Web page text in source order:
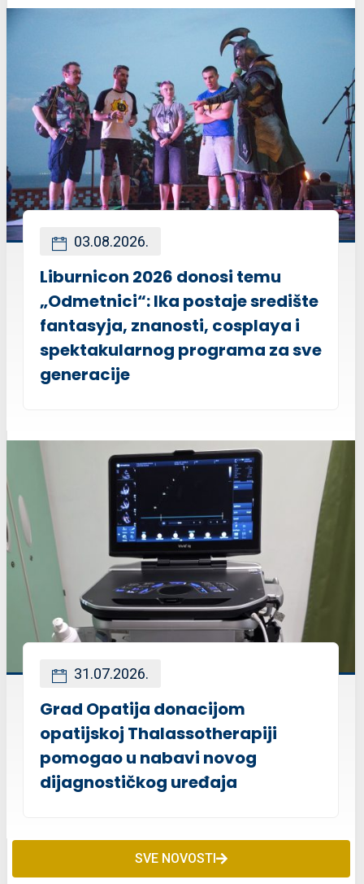
03.08.2026.
Liburnicon 2026 donosi temu
„Odmetnici“: Ika postaje središte
fantasyja, znanosti, cosplaya i
spektakularnog programa za sve
generacije
31.07.2026.
Grad Opatija donacijom
opatijskoj Thalassotherapiji
pomogao u nabavi novog
dijagnostičkog uređaja
SVE NOVOSTI